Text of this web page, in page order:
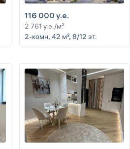
116 000 y.e.
2 761 y.e./м²
2-комн, 42 м², 8/12 эт.